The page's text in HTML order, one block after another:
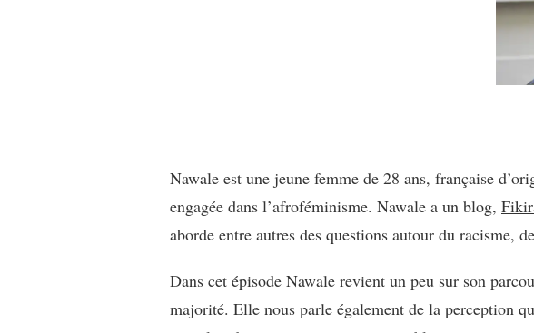
Nawale est une jeune femme de 28 ans, française
engagée dans l’afroféminisme. Nawale a un blog,
aborde entre autres des questions autour du racisme,
Dans cet épisode Nawale revient un peu sur son
majorité. Elle nous parle également de la perception